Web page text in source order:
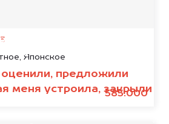
Японское
585.000
предложили
меня устроила, закрыли
автомобиля — через
назовёт сумму.
машину: